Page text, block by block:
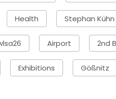
Health Stephan Kühn
Airport 2nd
Exhibitions Gößnitz